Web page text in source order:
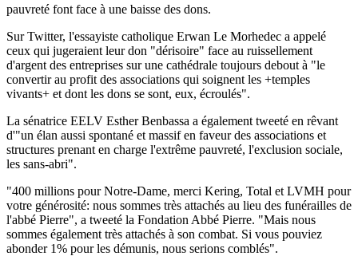
pauvreté font face à une baisse des dons.
Sur Twitter, l'essayiste catholique Erwan Le Morhedec a appelé
ceux qui jugeraient leur don "dérisoire" face au ruissellement
d'argent des entreprises sur une cathédrale toujours debout à "le
convertir au profit des associations qui soignent les +temples
vivants+ et dont les dons se sont, eux, écroulés".
La sénatrice EELV Esther Benbassa a également tweeté en rêvant
d'"un élan aussi spontané et massif en faveur des associations et
structures prenant en charge l'extrême pauvreté, l'exclusion sociale,
les sans-abri".
"400 millions pour Notre-Dame, merci Kering, Total et LVMH pour
votre générosité: nous sommes très attachés au lieu des funérailles de
l'abbé Pierre", a tweeté la Fondation Abbé Pierre. "Mais nous
sommes également très attachés à son combat. Si vous pouviez
abonder 1% pour les démunis, nous serions comblés".